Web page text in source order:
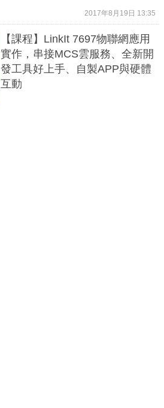
2017年8月19日 13:35
【課程】LinkIt 7697物聯網應用
實作，串接MCS雲服務、全新開
發工具好上手、自製APP與硬體
互動